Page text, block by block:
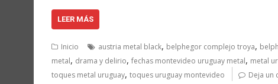
LEER MÁS
Inicio austria metal black, belphegor complejo troya,
metal, drama y delirio, fechas montevideo uruguay metal, metal
toques metal uruguay, toques uruguay montevideo Deja un